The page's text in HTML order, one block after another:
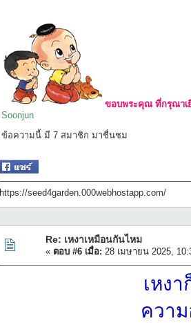
ขอบพระคุณ ที่กรุณาเ
Soonjun
ข้อความนี้ มี 7 สมาชิก มาชื่นชม
https://seed4garden.000webhostapp.com/
Re: เหงาเหมือนกันไหม
« ตอบ #6 เมื่อ: 28 เมษายน 2025,
เหง
ความ